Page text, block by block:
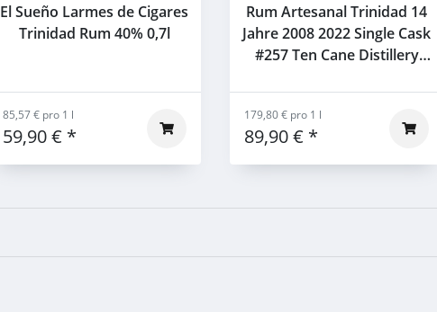
El Sueño Larmes de Cigares
Trinidad Rum 40% 0,7l
59,90 € *
85,57 € pro 1 l
Rum Artesanal Trinidad 14
Jahre 2008 2022 Single Cask
#257 Ten Cane Distillery
89,90 € *
179,80 € pro 1 l